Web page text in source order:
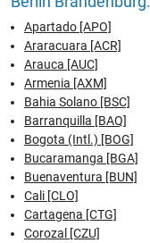
Apartado [APO]
Araracuara [ACR]
Arauca [AUC]
Armenia [AXM]
Bahia Solano [BSC]
Barranquilla [BAQ]
Bogota (Intl.) [BOG]
Bucaramanga [BGA]
Buenaventura [BUN]
Cali [CLO]
Cartagena [CTG]
Corozal [CZU]